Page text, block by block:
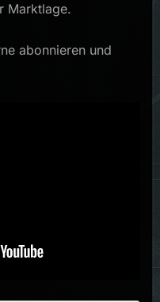
Marktlage.
abonnieren und